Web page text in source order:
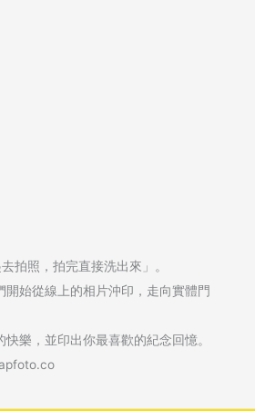
拍照，拍完直接洗出來」。
開始從線上的相片沖印，走向實體門
樂，並印出你最喜歡的紀念回憶。